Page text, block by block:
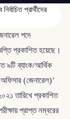
পদে
প্রকাশিত হয়েছে।
৯টি ব্যাংক/আর্থিক
(জেনারেল)’
তারিখে প্রকাশিত
প্রাপ্ত নম্বরের